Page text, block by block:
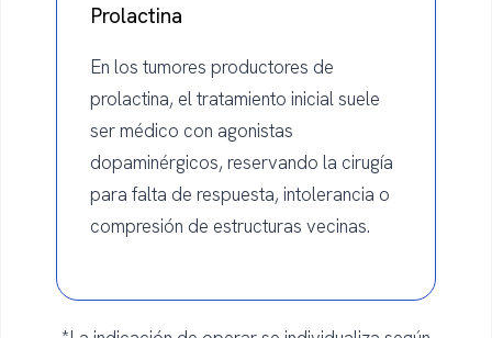
Prolactina
En los tumores productores de
prolactina, el tratamiento inicial suele
ser médico con agonistas
dopaminérgicos, reservando la cirugía
para falta de respuesta, intolerancia o
compresión de estructuras vecinas.